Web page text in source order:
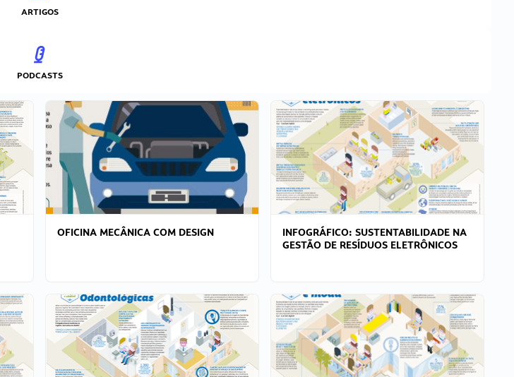
ARTIGOS
PODCASTS
OFICINA MECÂNICA COM DESIGN
INFOGRÁFICO: SUSTENTABILIDADE NA
GESTÃO DE RESÍDUOS ELETRÔNICOS